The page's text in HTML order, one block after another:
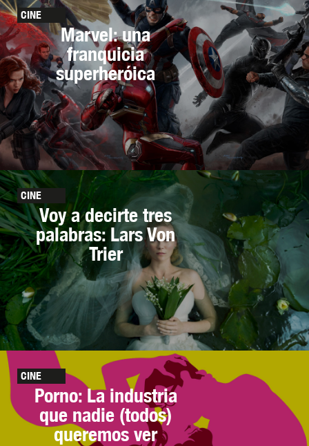
CINE
Marvel: una
franquicia
superheróica
CINE
Voy a decirte tres
palabras: Lars Von
Trier
CINE
Porno: La industria
que nadie (todos)
queremos ver